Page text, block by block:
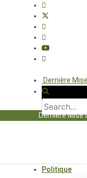
Dernière
Dernière Mise
Politique